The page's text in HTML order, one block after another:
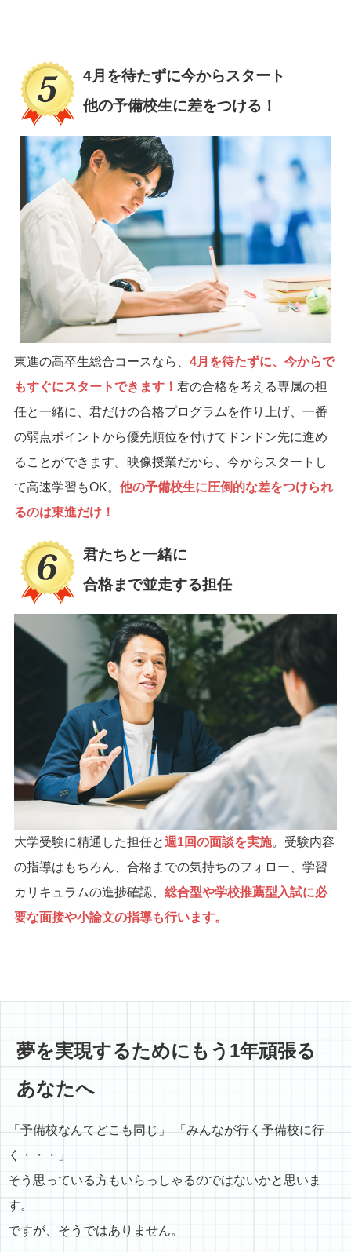
4月を待たずに今からスタート
他の予備校生に差をつける！
東進の高卒生総合コースなら、 4月を待たずに、今からで
もすぐにスタートできます！ 君の合格を考える専属の担
任と一緒に、君だけの合格プログラムを作り上げ、一番
の弱点ポイントから優先順位を付けてドンドン先に進め
ることができます。映像授業だから、今からスタートし
て高速学習もOK。 他の予備校生に圧倒的な差をつけられ
るのは東進だけ！
君たちと一緒に
合格まで並走する担任
大学受験に精通した担任と週1回の面談を実施。受験内容
の指導はもちろん、合格までの気持ちのフォロー、学習
カリキュラムの進捗確認、 総合型や学校推薦型入試に必
要な面接や小論文の指導も行います。
夢を実現するためにもう1年頑張る
あなたへ
「予備校なんてどこも同じ」 「みんなが行く予備校に行
く・・・」
そう思っている方もいらっしゃるのではないかと思いま
す。
ですが、そうではありません。